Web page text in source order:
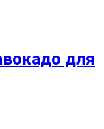
для